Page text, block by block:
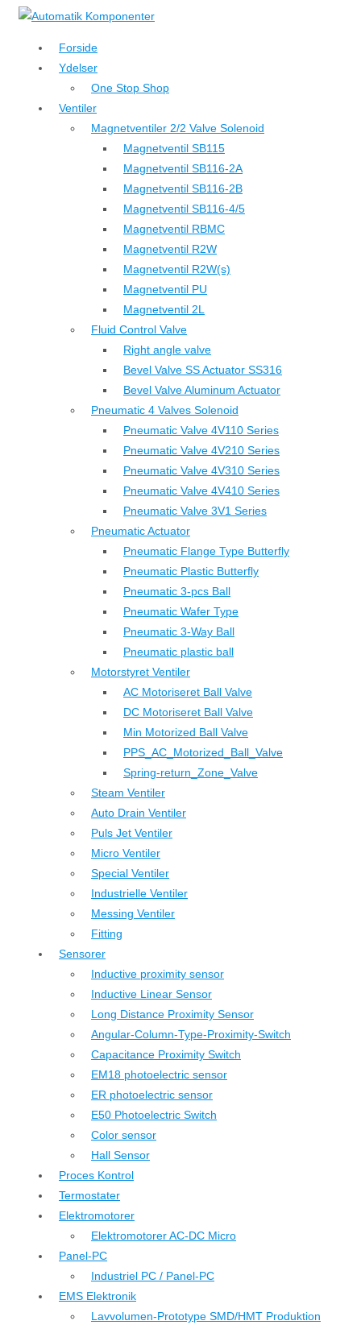
↓
hovedindhold
Forside
Ydelser
One Stop Shop
Ventiler
Magnetventiler 2/2 Valve Solenoid
Magnetventil SB115
Magnetventil SB116-2A
Magnetventil SB116-2B
Magnetventil SB116-4/5
Magnetventil RBMC
Magnetventil R2W
Magnetventil R2W(s)
Magnetventil PU
Magnetventil 2L
Fluid Control Valve
Right angle valve
Bevel Valve SS Actuator SS316
Bevel Valve Aluminum Actuator
Pneumatic 4 Valves Solenoid
Pneumatic Valve 4V110 Series
Pneumatic Valve 4V210 Series
Pneumatic Valve 4V310 Series
Pneumatic Valve 4V410 Series
Pneumatic Valve 3V1 Series
Pneumatic Actuator
Pneumatic Flange Type Butterfly
Pneumatic Plastic Butterfly
Pneumatic 3-pcs Ball
Pneumatic Wafer Type
Pneumatic 3-Way Ball
Pneumatic plastic ball
Motorstyret Ventiler
AC Motoriseret Ball Valve
DC Motoriseret Ball Valve
Min Motorized Ball Valve
PPS_AC_Motorized_Ball_Valve
Spring-return_Zone_Valve
Steam Ventiler
Auto Drain Ventiler
Puls Jet Ventiler
Micro Ventiler
Special Ventiler
Industrielle Ventiler
Messing Ventiler
Fitting
Sensorer
Inductive proximity sensor
Inductive Linear Sensor
Long Distance Proximity Sensor
Angular-Column-Type-Proximity-Switch
Capacitance Proximity Switch
EM18 photoelectric sensor
ER photoelectric sensor
E50 Photoelectric Switch
Color sensor
Hall Sensor
Proces Kontrol
Termostater
Elektromotorer
Elektromotorer AC-DC Micro
Panel-PC
Industriel PC / Panel-PC
EMS Elektronik
Lavvolumen-Prototype SMD/HMT Produktion